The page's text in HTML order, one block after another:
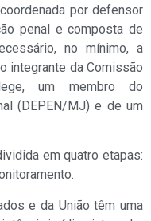
por defensor
penal e composta de
no mínimo, a
integrante da Comissão
um membro do
(DEPEN/MJ) e de um
em quatro etapas:
e da União têm uma